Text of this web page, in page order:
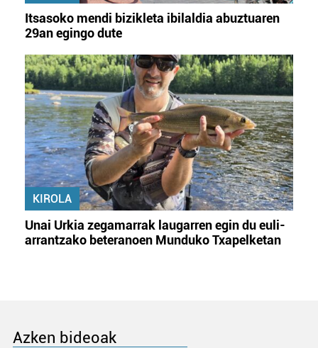
Itsasoko mendi bizikleta ibilaldia abuztuaren
29an egingo dute
KIROLA
Unai Urkia zegamarrak laugarren egin du euli-
arrantzako beteranoen Munduko Txapelketan
Azken bideoak